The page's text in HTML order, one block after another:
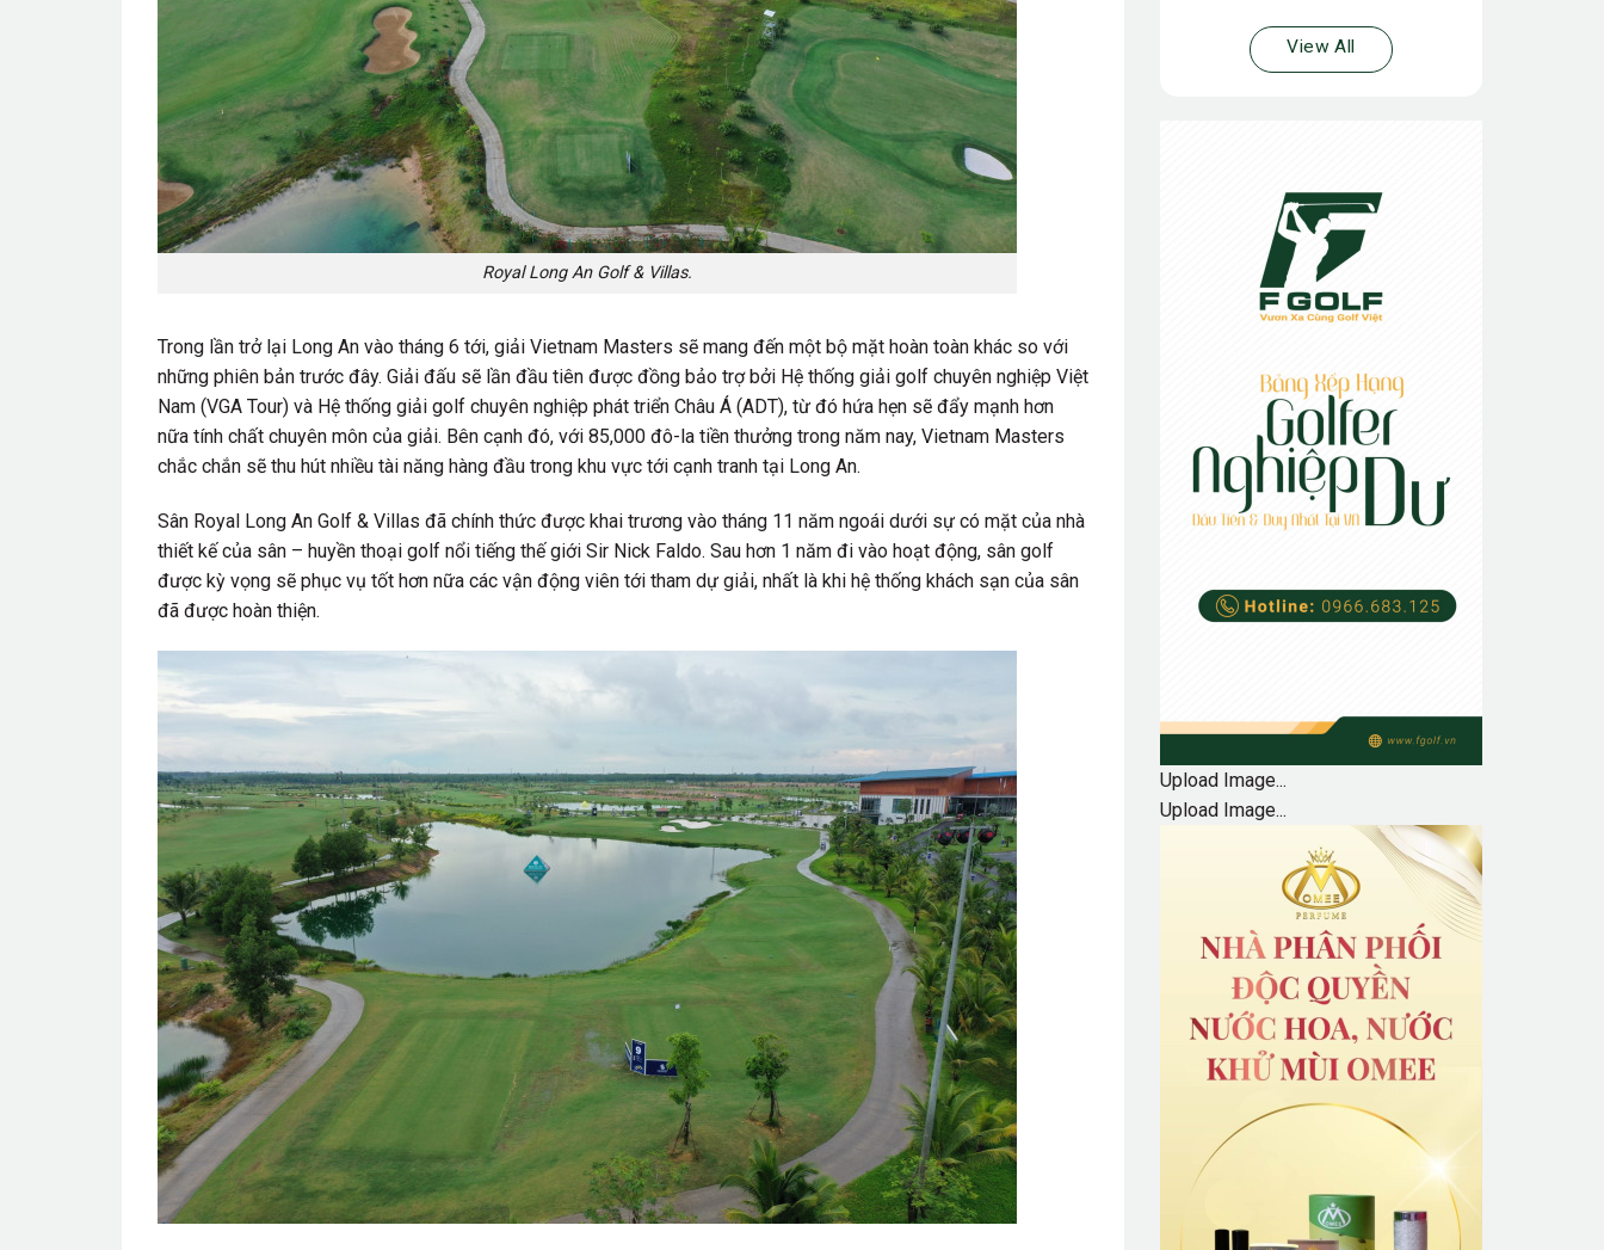
Royal Long An Golf & Villas.
Trong lần trở lại Long An vào tháng 6 tới, giải Vietnam Masters sẽ mang đến một bộ mặt hoàn toàn khác so với
những phiên bản trước đây. Giải đấu sẽ lần đầu tiên được đồng bảo trợ bởi Hệ thống giải golf chuyên nghiệp Việt
Nam (VGA Tour) và Hệ thống giải golf chuyên nghiệp phát triển Châu Á (ADT), từ đó hứa hẹn sẽ đẩy mạnh hơn
nữa tính chất chuyên môn của giải. Bên cạnh đó, với 85,000 đô-la tiền thưởng trong năm nay, Vietnam Masters
chắc chắn sẽ thu hút nhiều tài năng hàng đầu trong khu vực tới cạnh tranh tại Long An.
Sân Royal Long An Golf & Villas đã chính thức được khai trương vào tháng 11 năm ngoái dưới sự có mặt của nhà
thiết kế của sân – huyền thoại golf nổi tiếng thế giới Sir Nick Faldo. Sau hơn 1 năm đi vào hoạt động, sân golf
được kỳ vọng sẽ phục vụ tốt hơn nữa các vận động viên tới tham dự giải, nhất là khi hệ thống khách sạn của sân
đã được hoàn thiện.
View All
Upload Image...
Upload Image...